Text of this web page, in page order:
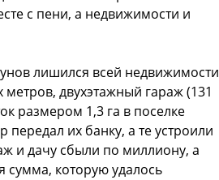
с пени, а недвижимости и
лишился всей недвижимости
двухэтажный гараж (131
размером 1,3 га в поселке
их банку, а те устроили
и дачу сбыли по миллиону, а
сумма, которую удалось